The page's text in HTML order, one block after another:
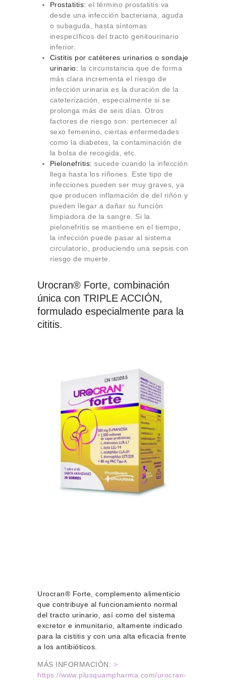
Prostatitis: el término prostatitis va
desde una infección bacteriana, aguda
o subaguda, hasta síntomas
inespecíficos del tracto genitourinario
inferior.
Cistitis por catéteres urinarios o sondaje
urinario: la circunstancia que de forma
más clara incrementa el riesgo de
infección urinaria es la duración de la
cateterización, especialmente si se
prolonga más de seis días. Otros
factores de riesgo son: pertenecer al
sexo femenino, ciertas enfermedades
como la diabetes, la contaminación de
la bolsa de recogida, etc.
Pielonefritis: sucede cuando la infección
llega hasta los riñones. Este tipo de
infecciones pueden ser muy graves, ya
que producen inflamación de del riñón y
pueden llegar a dañar su función
limpiadora de la sangre. Si la
pielonefritis se mantiene en el tiempo,
la infección puede pasar al sistema
circulatorio, produciendo una sepsis con
riesgo de muerte.
Urocran® Forte, combinación
única con TRIPLE ACCIÓN,
formulado especialmente para la
cititis.
Urocran® Forte, complemento alimenticio
que contribuye al funcionamiento normal
del tracto urinario, así como del sistema
excretor e inmunitario, altamente indicado
para la cistitis y con una alta eficacia frente
a los antibióticos.
MÁS INFORMACIÓN: >
https://www.plusquampharma.com/urocran-